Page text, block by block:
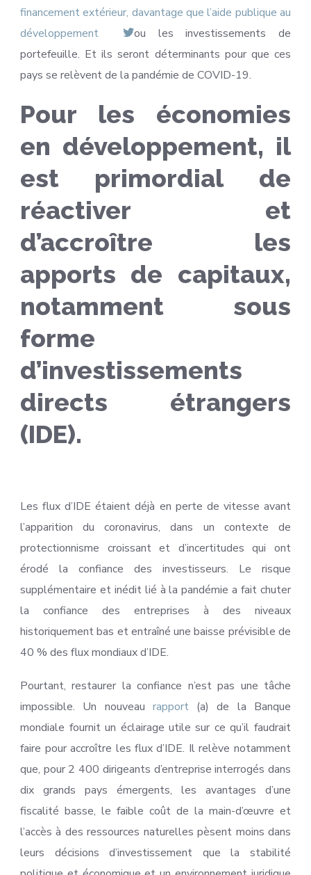
financement extérieur, davantage que l’aide publique au
développement
ou les investissements de
portefeuille. Et ils seront déterminants pour que ces
pays se relèvent de la pandémie de COVID-19.
Pour les économies
en développement, il
est primordial de
réactiver et
d’accroître les
apports de capitaux,
notamment sous
forme
d’investissements
directs étrangers
(IDE).
Les flux d’IDE étaient déjà en perte de vitesse avant
l’apparition du coronavirus, dans un contexte de
protectionnisme croissant et d’incertitudes qui ont
érodé la confiance des investisseurs. Le risque
supplémentaire et inédit lié à la pandémie a fait chuter
la confiance des entreprises à des niveaux
historiquement bas et entraîné une baisse prévisible de
40 % des flux mondiaux d’IDE.
Pourtant, restaurer la confiance n’est pas une tâche
impossible. Un nouveau rapport (a) de la Banque
mondiale fournit un éclairage utile sur ce qu’il faudrait
faire pour accroître les flux d’IDE. Il relève notamment
que, pour 2 400 dirigeants d’entreprise interrogés dans
dix grands pays émergents, les avantages d’une
fiscalité basse, le faible coût de la main-d’œuvre et
l’accès à des ressources naturelles pèsent moins dans
leurs décisions d’investissement que la stabilité